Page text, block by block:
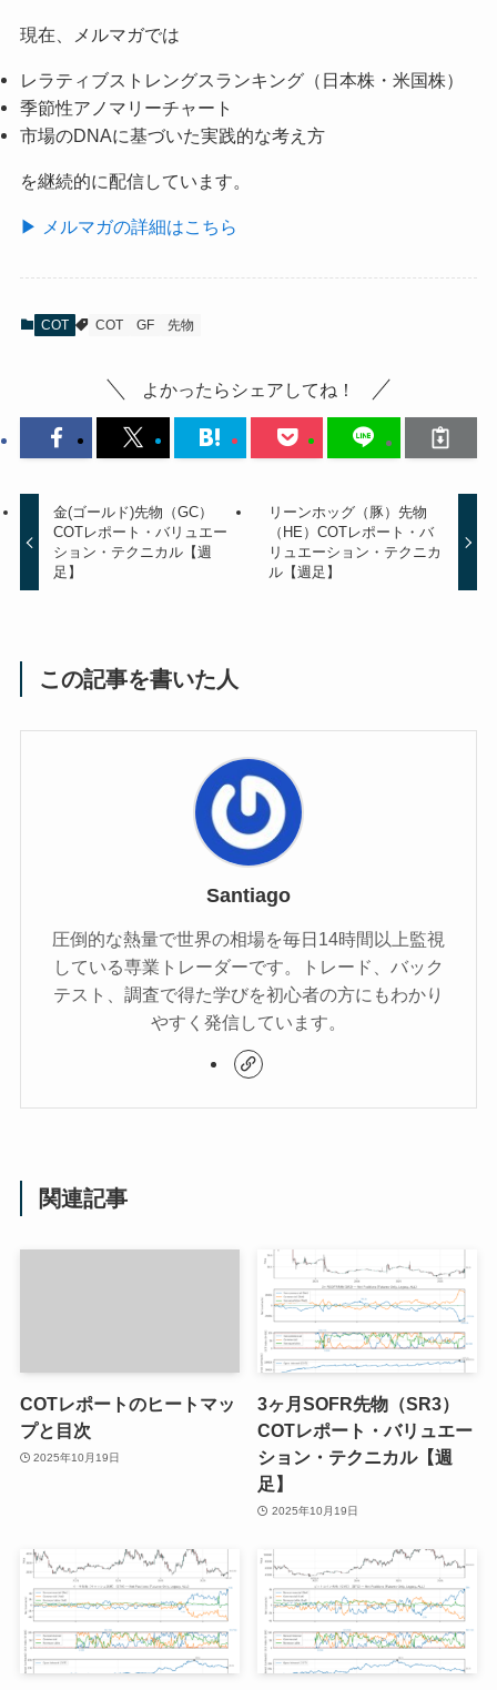
現在、メルマガでは
レラティブストレングスランキング（日本株・米国株）
季節性アノマリーチャート
市場のDNAに基づいた実践的な考え方
を継続的に配信しています。
▶ メルマガの詳細はこちら
COT COT GF 先物
よかったらシェアしてね！
金(ゴールド)先物（GC）
COTレポート・バリュエー
ション・テクニカル【週
足】
リーンホッグ（豚）先物
（HE）COTレポート・バ
リュエーション・テクニカ
ル【週足】
この記事を書いた人
Santiago
圧倒的な熱量で世界の相場を毎日14時間以上監視
している専業トレーダーです。トレード、バック
テスト、調査で得た学びを初心者の方にもわかり
やすく発信しています。
関連記事
COTレポートのヒートマッ
プと目次
2025年10月19日
3ヶ月SOFR先物（SR3）
COTレポート・バリュエー
ション・テクニカル【週
足】
2025年10月19日